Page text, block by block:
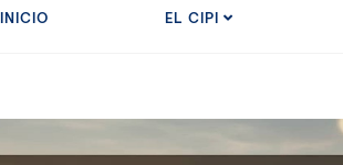
INICIO EL CIPI